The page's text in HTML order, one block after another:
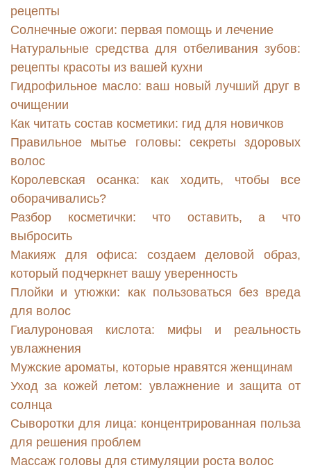
рецепты
Солнечные ожоги: первая помощь и лечение
Натуральные средства для отбеливания зубов:
рецепты красоты из вашей кухни
Гидрофильное масло: ваш новый лучший друг в
очищении
Как читать состав косметики: гид для новичков
Правильное мытье головы: секреты здоровых
волос
Королевская осанка: как ходить, чтобы все
оборачивались?
Разбор косметички: что оставить, а что
выбросить
Макияж для офиса: создаем деловой образ,
который подчеркнет вашу уверенность
Плойки и утюжки: как пользоваться без вреда
для волос
Гиалуроновая кислота: мифы и реальность
увлажнения
Мужские ароматы, которые нравятся женщинам
Уход за кожей летом: увлажнение и защита от
солнца
Сыворотки для лица: концентрированная польза
для решения проблем
Массаж головы для стимуляции роста волос